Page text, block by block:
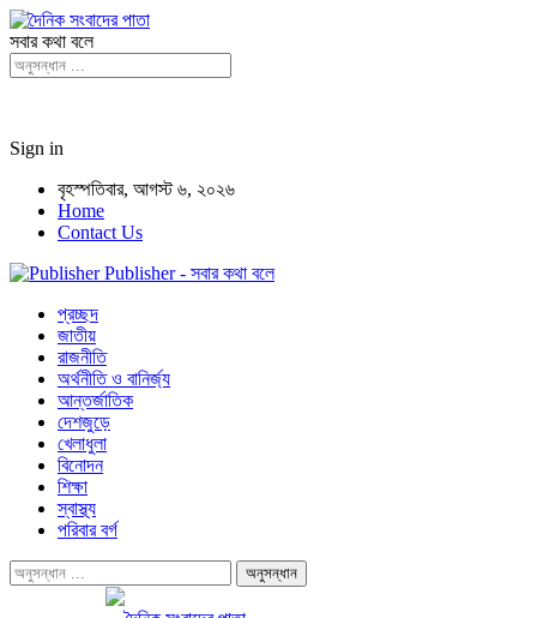
সবার কথা বলে
Sign in
বৃহস্পতিবার, আগস্ট ৬, ২০২৬
Home
Contact Us
Publisher - সবার কথা বলে
প্রচ্ছদ
জাতীয়
রাজনীতি
অর্থনীতি ও বানির্জ্য
আন্তর্জাতিক
দেশজুড়ে
খেলাধুলা
বিনোদন
শিক্ষা
স্বাস্থ্য
পরিবার বর্গ